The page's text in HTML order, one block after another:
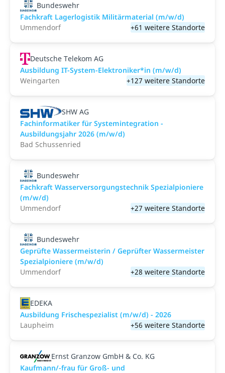
Bundeswehr
Fachkraft Lagerlogistik Militärmaterial (m/w/d)
Ummendorf
+61 weitere Standorte
Deutsche Telekom AG
Ausbildung IT-System-Elektroniker*in (m/w/d)
Weingarten
+127 weitere Standorte
SHW AG
Fachinformatiker für Systemintegration -
Ausbildungsjahr 2026 (m/w/d)
Bad Schussenried
Bundeswehr
Fachkraft Wasserversorgungstechnik Spezialpioniere
(m/w/d)
Ummendorf
+27 weitere Standorte
Bundeswehr
Geprüfte Wassermeisterin / Geprüfter Wassermeister
Spezialpioniere (m/w/d)
Ummendorf
+28 weitere Standorte
EDEKA
Ausbildung Frischespezialist (m/w/d) - 2026
Laupheim
+56 weitere Standorte
Ernst Granzow GmbH & Co. KG
Kaufmann/-frau für Groß- und